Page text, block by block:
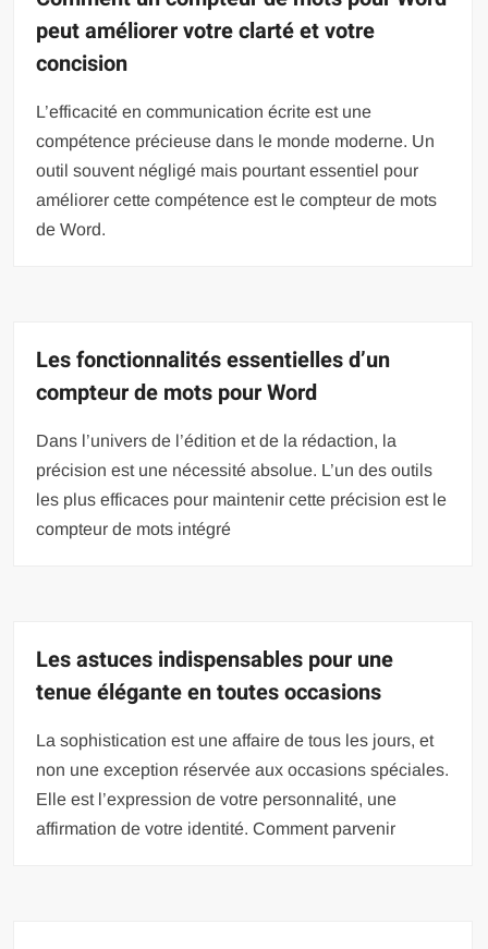
peut améliorer votre clarté et votre
concision
L’efficacité en communication écrite est une
compétence précieuse dans le monde moderne. Un
outil souvent négligé mais pourtant essentiel pour
améliorer cette compétence est le compteur de mots
de Word.
Les fonctionnalités essentielles d’un
compteur de mots pour Word
Dans l’univers de l’édition et de la rédaction, la
précision est une nécessité absolue. L’un des outils
les plus efficaces pour maintenir cette précision est le
compteur de mots intégré
Les astuces indispensables pour une
tenue élégante en toutes occasions
La sophistication est une affaire de tous les jours, et
non une exception réservée aux occasions spéciales.
Elle est l’expression de votre personnalité, une
affirmation de votre identité. Comment parvenir